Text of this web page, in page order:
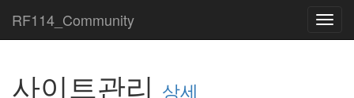
RF114_Community
사이트관리 상세